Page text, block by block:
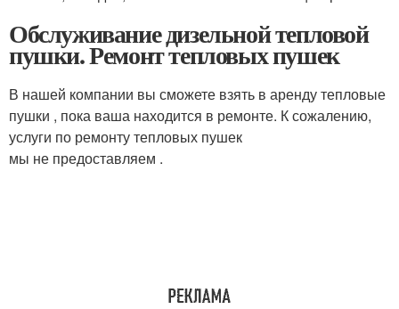
Обслуживание дизельной тепловой
пушки. Ремонт тепловых пушек
В нашей компании вы сможете взять в аренду тепловые
пушки , пока ваша находится в ремонте. К сожалению,
услуги по ремонту тепловых пушек
мы не предоставляем .